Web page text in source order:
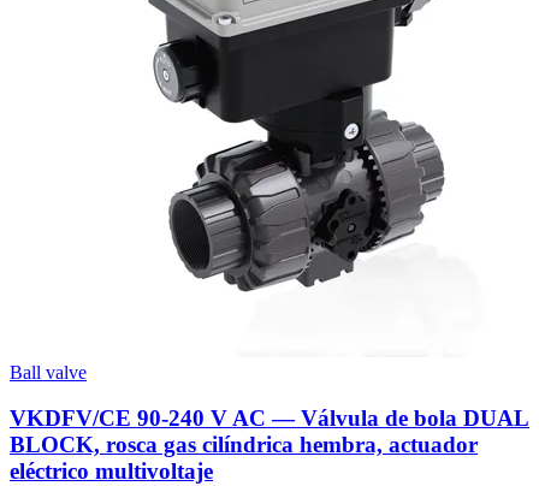
Ball valve
VKDFV/CE 90-240 V AC — Válvula de bola DUAL
BLOCK, rosca gas cilíndrica hembra, actuador
eléctrico multivoltaje